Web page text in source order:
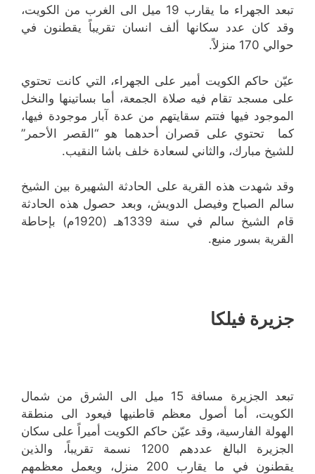
تبعد الجهراء ما يقارب 19 ميل الى الغرب من الكويت،
وقد كان عدد سكانها ألف انسان تقريباً يقطنون في
حوالي 170 منزلاً.
عيّن حاكم الكويت أمير على الجهراء، التي كانت تحتوي
على مسجد تقام فيه صلاة الجمعة، أما بساتينها والنخل
الموجود فيها فتتم سقايتهم من عدة آبار موجودة فيها،
كما تحتوي على قصران أحدهما هو “القصر الأحمر”
للشيخ مبارك، والثاني لسعادة خلف باشا النقيب.
وقد شهدت هذه القرية على الحادثة الشهيرة بين الشيخ
سالم الصباح وفيصل الدويش، وبعد حصول هذه الحادثة
قام الشيخ سالم في سنة 1339هـ (1920م) بإحاطة
القرية بسور منيع.
جزيرة فيلكا
تبعد الجزيرة مسافة 15 ميل الى الشرق من شمال
الكويت، أما أصول معظم قاطنيها فيعود الى منطقة
الهولة الفارسية، وقد عيّن حاكم الكويت أميراً على سكان
الجزيرة البالغ عددهم 1200 نسمة تقريباً، والذين
يقطنون في ما يقارب 200 منزل، ويعمل معظمهم